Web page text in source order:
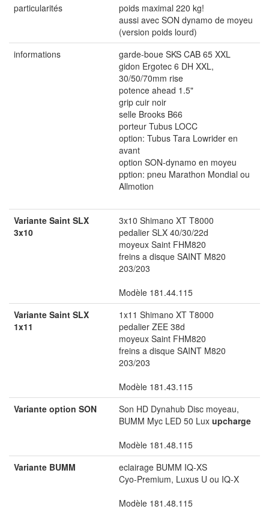
particularités
poids maximal 220 kg!
aussi avec SON dynamo de moyeu
(version poids lourd)
informations
garde-boue SKS CAB 65 XXL
gidon Ergotec 6 DH XXL,
30/50/70mm rise
potence ahead 1.5"
grip cuir noir
selle Brooks B66
porteur Tubus LOCC
option: Tubus Tara Lowrider en
avant
option SON-dynamo en moyeu
pption: pneu Marathon Mondial ou
Allmotion
Variante Saint SLX
3x10
3x10 Shimano XT T8000
pedalier SLX 40/30/22d
moyeux Saint FHM820
freins a disque SAINT M820
203/203
Modèle 181.44.115
Variante Saint SLX
1x11
1x11 Shimano XT T8000
pedalier ZEE 38d
moyeux Saint FHM820
freins a disque SAINT M820
203/203
Modèle 181.43.115
Variante option SON
Son HD Dynahub Disc moyeau,
BUMM Myc LED 50 Lux upcharge
Modèle 181.48.115
Variante BUMM
eclairage BUMM IQ-XS
Cyo-Premium, Luxus U ou IQ-X
Modèle 181.48.115